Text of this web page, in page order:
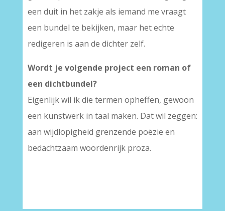
een duit in het zakje als iemand me vraagt
een bundel te bekijken, maar het echte
redigeren is aan de dichter zelf.
Wordt je volgende project een roman of
een dichtbundel?
Eigenlijk wil ik die termen opheffen, gewoon
een kunstwerk in taal maken. Dat wil zeggen:
aan wijdlopigheid grenzende poëzie en
bedachtzaam woordenrijk proza.